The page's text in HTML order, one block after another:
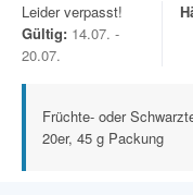
Leider verpasst!
Gültig: 14.07. -
20.07.
Früchte- oder
20er, 45 g Packung